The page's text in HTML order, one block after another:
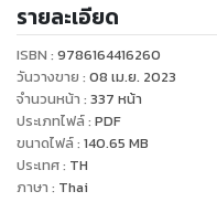
ภาษาญี่ปุ่นระดับN1 ถึง N5เ
ประเภทคือคำคุณศัพท์ い แ
อักษร a ถึง z พร้อมประโยค
วิเศษณ์ที่ควรรู้ในการสอบ
สำหรับ JLPT” จะช่วยให้ผู้ศึ
ตัวสอบ JLPT ได้อีกทางหนึ่ง
รายละเอียด
ISBN : 9786164416260
วันวางขาย : 08 เม.ย. 2023
จำนวนหน้า : 337 หน้า
ประเภทไฟล์: PDF
ขนาดไฟล์: 140.65 MB
ประเทศ: TH
ภาษา : Thai